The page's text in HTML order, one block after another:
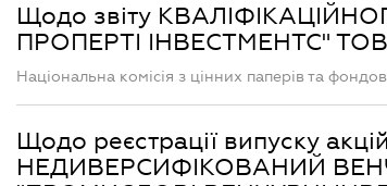
Щодо звіту
ПРОПЕРТІ ІНВЕСТМЕНТС"
Національна комісія з цінних паперів та
Щодо реєстрації випуску
НЕДИВЕРСИФІКОВАНИЙ